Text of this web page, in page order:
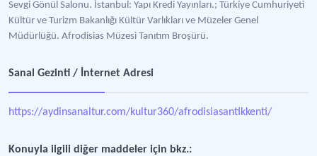
Sevgi Gönül Salonu. İstanbul: Yapı Kredi Yayınları.; Türkiye Cumhuriyeti
Kültür ve Turizm Bakanlığı Kültür Varlıkları ve Müzeler Genel
Müdürlüğü. Afrodisias Müzesi Tanıtım Broşürü.
Sanal Gezinti / İnternet Adresi
https://aydinsanaltur.com/kultur360/afrodisiasantikkenti/
Konuyla ilgili diğer maddeler için bkz.: